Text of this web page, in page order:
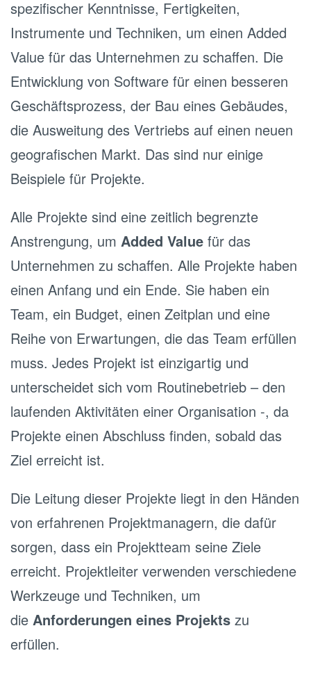
spezifischer Kenntnisse, Fertigkeiten,
Instrumente und Techniken, um einen Added
Value für das Unternehmen zu schaffen. Die
Entwicklung von Software für einen besseren
Geschäftsprozess, der Bau eines Gebäudes,
die Ausweitung des Vertriebs auf einen neuen
geografischen Markt. Das sind nur einige
Beispiele für Projekte.
Alle Projekte sind eine zeitlich begrenzte
Anstrengung, um Added Value für das
Unternehmen zu schaffen. Alle Projekte haben
einen Anfang und ein Ende. Sie haben ein
Team, ein Budget, einen Zeitplan und eine
Reihe von Erwartungen, die das Team erfüllen
muss. Jedes Projekt ist einzigartig und
unterscheidet sich vom Routinebetrieb – den
laufenden Aktivitäten einer Organisation -, da
Projekte einen Abschluss finden, sobald das
Ziel erreicht ist.
Die Leitung dieser Projekte liegt in den Händen
von erfahrenen Projektmanagern, die dafür
sorgen, dass ein Projektteam seine Ziele
erreicht. Projektleiter verwenden verschiedene
Werkzeuge und Techniken, um
die Anforderungen eines Projekts zu
erfüllen.